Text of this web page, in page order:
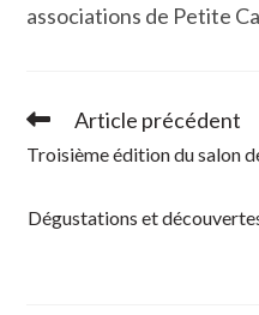
associations de Petite
Read
articles
Article précédent
Troisième édition du salon
Dégustations et